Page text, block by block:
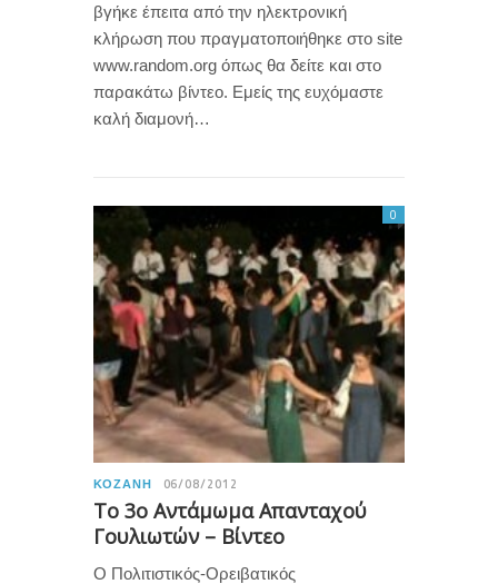
βγήκε έπειτα από την ηλεκτρονική
κλήρωση που πραγματοποιήθηκε στο site
www.random.org όπως θα δείτε και στο
παρακάτω βίντεο. Εμείς της ευχόμαστε
καλή διαμονή…
ΚΟΖΆΝΗ 06/08/2012
Το 3ο Αντάμωμα Απανταχού
Γουλιωτών – Βίντεο
0
Ο Πολιτιστικός-Ορειβατικός